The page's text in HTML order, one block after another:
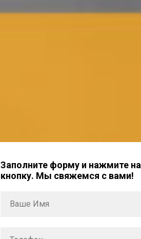
Заполните форму и нажмите на
кнопку. Мы свяжемся с вами!